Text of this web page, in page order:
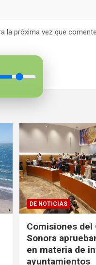
la próxima vez que
DE NOTICIAS
Comisiones del
Sonora
en materia de
ayuntamientos